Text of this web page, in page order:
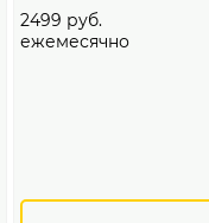
2499 руб.
ежемесячно